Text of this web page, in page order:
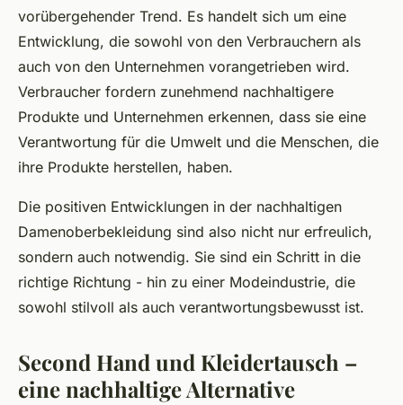
vorübergehender Trend. Es handelt sich um eine
Entwicklung, die sowohl von den Verbrauchern als
auch von den Unternehmen vorangetrieben wird.
Verbraucher fordern zunehmend nachhaltigere
Produkte und Unternehmen erkennen, dass sie eine
Verantwortung für die Umwelt und die Menschen, die
ihre Produkte herstellen, haben.
Die positiven Entwicklungen in der nachhaltigen
Damenoberbekleidung sind also nicht nur erfreulich,
sondern auch notwendig. Sie sind ein Schritt in die
richtige Richtung - hin zu einer Modeindustrie, die
sowohl stilvoll als auch verantwortungsbewusst ist.
Second Hand und Kleidertausch –
eine nachhaltige Alternative